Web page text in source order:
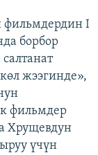
фильмдердин I
борбор
жээгинде»,
фильмдер
Хрущевдун
үчүн